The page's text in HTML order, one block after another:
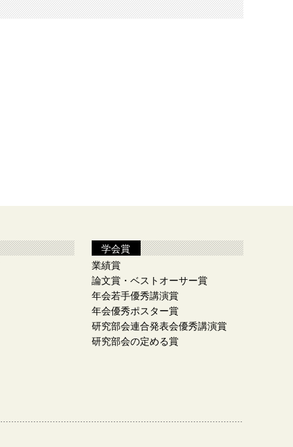
学会賞
業績賞
論文賞・ベストオーサー賞
年会若手優秀講演賞
年会優秀ポスター賞
研究部会連合発表会優秀講演賞
研究部会の定める賞